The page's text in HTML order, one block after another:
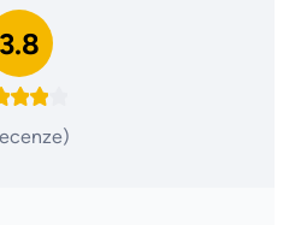
3.8